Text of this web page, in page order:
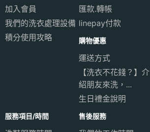
加入會員
我們的洗衣處理設備
積分使用攻略
匯款.轉帳
linepay付款
購物優惠
運送方式
【洗衣不花錢？】介
紹朋友來洗，...
生日禮金說明
服務項目/時間 售後服務